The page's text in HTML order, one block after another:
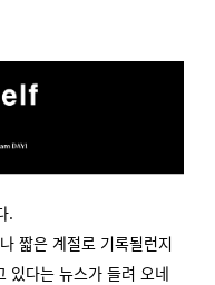
.
짧은 계절로 기록될런지
있다는 뉴스가 들려 오네